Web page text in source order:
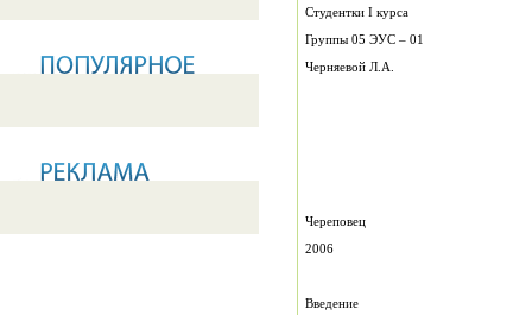
Студентки I курса
Группы 05 ЭУС – 01
Черняевой Л.А.
Череповец
2006
Введение